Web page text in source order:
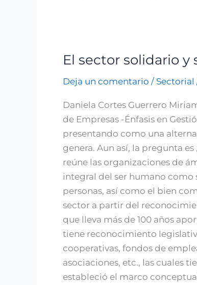
El sector solidario
Deja un comentario / Sectorial
Daniela Cortes Guerrero
de Empresas -Énfasis en
presentando como una
genera. Aun así, la pregunta
reúne las organizaciones de
integral del ser humano como
personas, así como el bien
sector a partir del
que lleva más de 100 años
tiene reconocimiento
cooperativas, fondos de
asociaciones, etc., las cuales
estableció el marco
El
solidario
y
su
relevancia
sobre
la
economía
colombiana